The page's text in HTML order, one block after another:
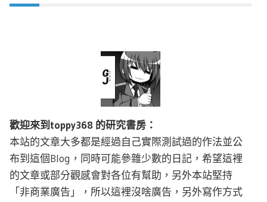
歡迎來到toppy368 的研究書房：
本站的文章大多都是經過自己實際測試過的作法並公
布到這個Blog，同時可能參雜少數的日記，希望這裡
的文章或部分觀感會對各位有幫助，另外本站堅持
「非商業廣告」，所以這裡沒啥廣告，另外寫作方式